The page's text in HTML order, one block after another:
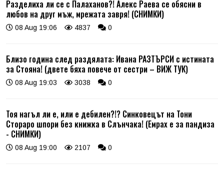
Разделиха ли се с Палаханов?! Алекс Раева се обясни в
любов на друг мъж, мрежата завря! (СНИМКИ)
08 Aug 19:06 4837 0
Близо година след раздялата: Ивана РАЗТЪРСИ с истината
за Стояна! (двете бяха повече от сестри – ВИЖ ТУК)
08 Aug 19:03 3038 0
Тоя нагъл ли е, или е дебилен?!? Синковецът на Тони
Стораро шпори без книжка в Слънчака! (Емрах е за пандиза
- СНИМКИ)
08 Aug 19:00 2107 0